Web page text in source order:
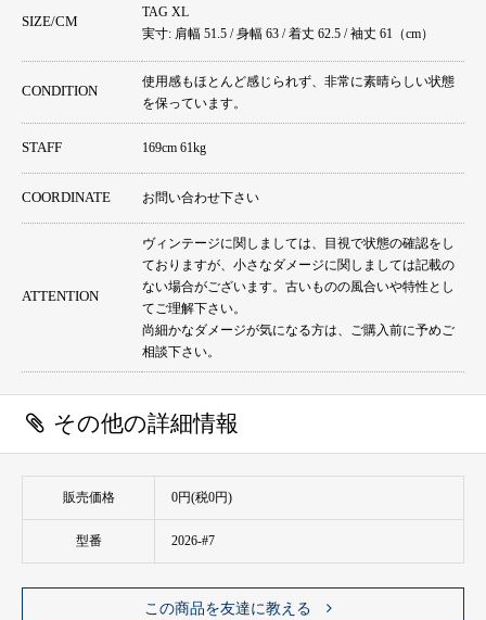
SIZE/CM
TAG XL
実寸: 肩幅 51.5 / 身幅 63 / 着丈 62.5 / 袖丈 61（cm）
CONDITION
使用感もほとんど感じられず、非常に素晴らしい状態
を保っています。
STAFF 169cm 61kg
COORDINATE お問い合わせ下さい
ATTENTION
ヴィンテージに関しましては、目視で状態の確認をし
ておりますが、小さなダメージに関しましては記載の
ない場合がございます。古いものの風合いや特性とし
てご理解下さい。
尚細かなダメージが気になる方は、ご購入前に予めご
相談下さい。
その他の詳細情報
販売価格 0円(税0円)
型番 2026-#7
この商品を友達に教える